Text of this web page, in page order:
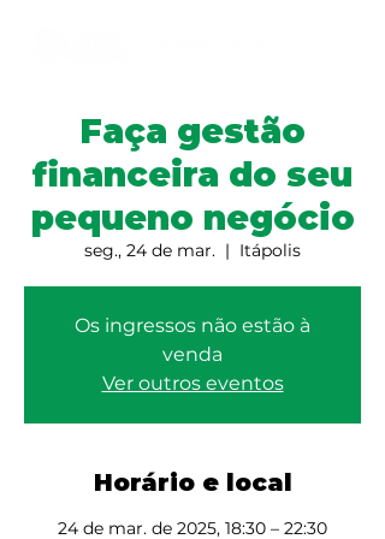
Faça gestão
financeira do seu
pequeno negócio
seg., 24 de mar.
  |
Itápolis
Os ingressos não estão à
venda
Ver outros eventos
Horário e local
24 de mar. de 2025, 18:30 – 22:30